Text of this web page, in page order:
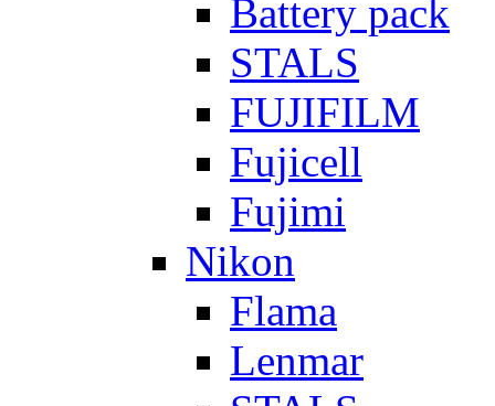
Battery pack
STALS
FUJIFILM
Fujicell
Fujimi
Nikon
Flama
Lenmar